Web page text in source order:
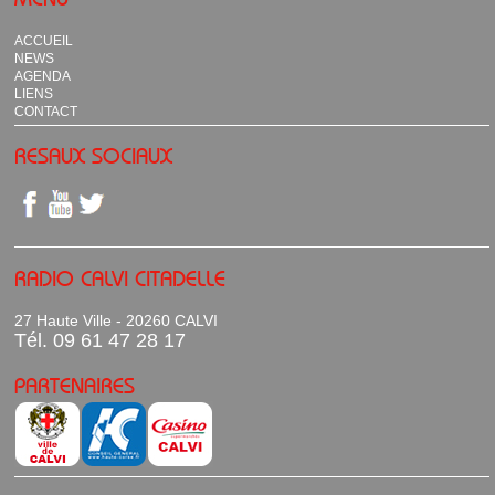
ACCUEIL
NEWS
AGENDA
LIENS
CONTACT
RESAUX SOCIAUX
RADIO CALVI CITADELLE
27 Haute Ville - 20260 CALVI
Tél. 09 61 47 28 17
PARTENAIRES